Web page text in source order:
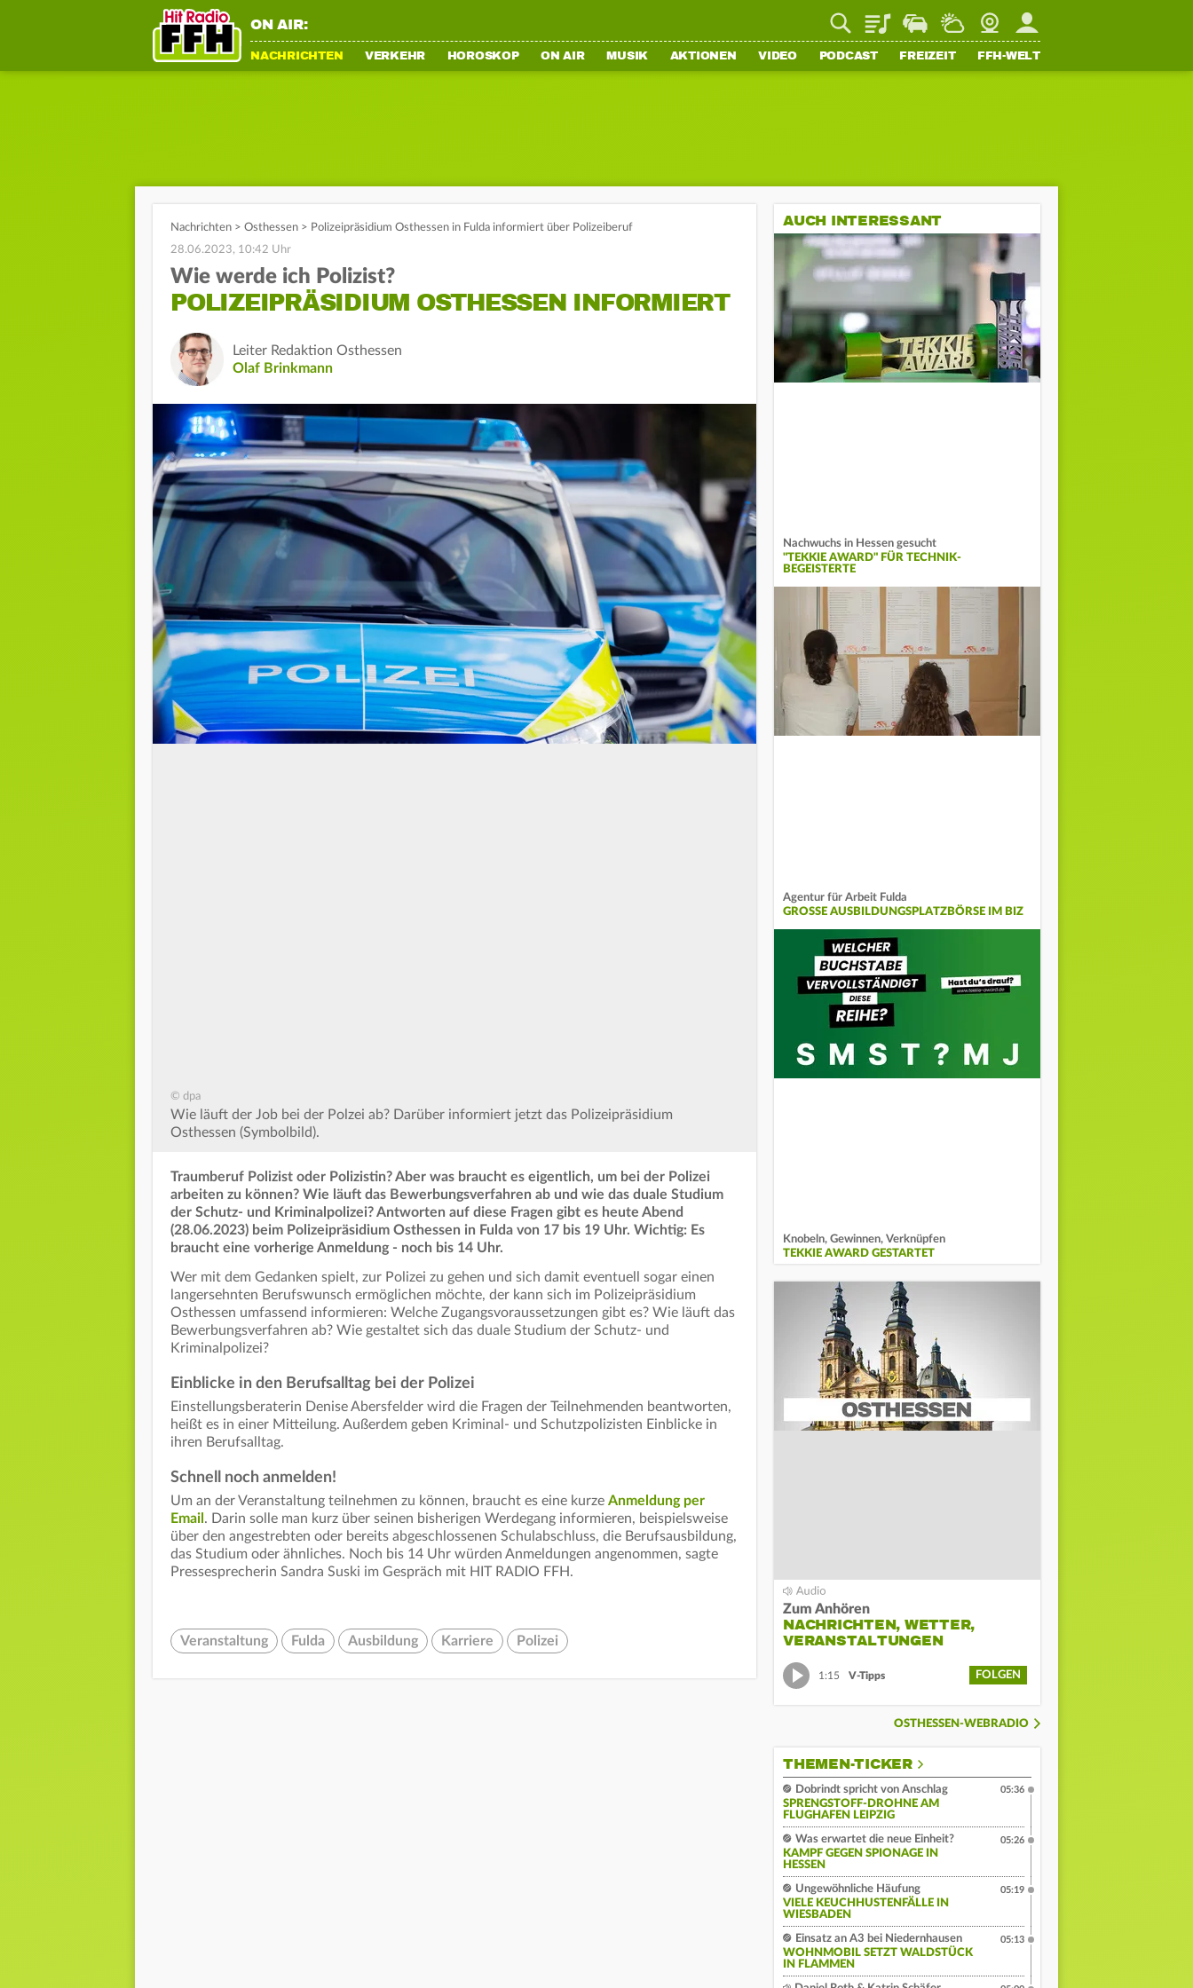
ON AIR: PlaylistStaupilotWetterWebcamMein FFH
NACHRICHTEN VERKEHR HOROSKOP ON AIR MUSIK AKTIONEN VIDEO PODCAST FREIZEIT FFH-WELT
Nachrichten > Osthessen > Polizeipräsidium Osthessen in Fulda informiert über Polizeiberuf
28.06.2023, 10:42 Uhr
Wie werde ich Polizist?
POLIZEIPRÄSIDIUM OSTHESSEN INFORMIERT
Leiter Redaktion Osthessen
Olaf Brinkmann
© dpa
Wie läuft der Job bei der Polzei ab? Darüber informiert jetzt das Polizeipräsidium
Osthessen (Symbolbild).
Traumberuf Polizist oder Polizistin? Aber was braucht es eigentlich, um bei der Polizei
arbeiten zu können? Wie läuft das Bewerbungsverfahren ab und wie das duale Studium
der Schutz- und Kriminalpolizei? Antworten auf diese Fragen gibt es heute Abend
(28.06.2023) beim Polizeipräsidium Osthessen in Fulda von 17 bis 19 Uhr. Wichtig: Es
braucht eine vorherige Anmeldung - noch bis 14 Uhr.
Wer mit dem Gedanken spielt, zur Polizei zu gehen und sich damit eventuell sogar einen
langersehnten Berufswunsch ermöglichen möchte, der kann sich im Polizeipräsidium
Osthessen umfassend informieren: Welche Zugangsvoraussetzungen gibt es? Wie läuft das
Bewerbungsverfahren ab? Wie gestaltet sich das duale Studium der Schutz- und
Kriminalpolizei?
Einblicke in den Berufsalltag bei der Polizei
Einstellungsberaterin Denise Abersfelder wird die Fragen der Teilnehmenden beantworten,
heißt es in einer Mitteilung. Außerdem geben Kriminal- und Schutzpolizisten Einblicke in
ihren Berufsalltag.
Schnell noch anmelden!
Um an der Veranstaltung teilnehmen zu können, braucht es eine kurze Anmeldung per
Email . Darin solle man kurz über seinen bisherigen Werdegang informieren, beispielsweise
über den angestrebten oder bereits abgeschlossenen Schulabschluss, die Berufsausbildung,
das Studium oder ähnliches. Noch bis 14 Uhr würden Anmeldungen angenommen, sagte
Pressesprecherin Sandra Suski im Gespräch mit HIT RADIO FFH.
Veranstaltung Fulda Ausbildung Karriere Polizei
AUCH INTERESSANT
Nachwuchs in Hessen gesucht
"TEKKIE AWARD" FÜR TECHNIK-
BEGEISTERTE
Agentur für Arbeit Fulda
GROSSE AUSBILDUNGSPLATZBÖRSE IM BIZ
Knobeln, Gewinnen, Verknüpfen
TEKKIE AWARD GESTARTET
Zum Anhören
NACHRICHTEN, WETTER,
VERANSTALTUNGEN
1:15 V-Tipps FOLGEN
OSTHESSEN-WEBRADIO
THEMEN-TICKER
Dobrindt spricht von Anschlag
SPRENGSTOFF-DROHNE AM
FLUGHAFEN LEIPZIG
05:36
Was erwartet die neue Einheit?
KAMPF GEGEN SPIONAGE IN
HESSEN
05:26
Ungewöhnliche Häufung
VIELE KEUCHHUSTENFÄLLE IN
WIESBADEN
05:19
Einsatz an A3 bei Niedernhausen
WOHNMOBIL SETZT WALDSTÜCK
IN FLAMMEN
05:13